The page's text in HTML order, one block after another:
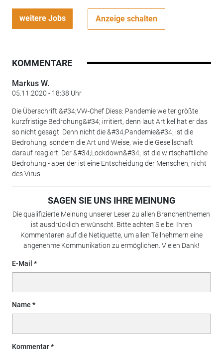
weitere Jobs Anzeige schalten
KOMMENTARE
Markus W.
05.11.2020 - 18:38 Uhr
Die Überschrift &#34;VW-Chef Diess: Pandemie weiter größte
kurzfristige Bedrohung&#34; irritiert, denn laut Artikel hat er das
so nicht gesagt. Denn nicht die &#34;Pandemie&#34; ist die
Bedrohung, sondern die Art und Weise, wie die Gesellschaft
darauf reagiert. Der &#34;Lockdown&#34; ist die wirtschaftliche
Bedrohung - aber der ist eine Entscheidung der Menschen, nicht
des Virus.
SAGEN SIE UNS IHRE MEINUNG
Die qualifizierte Meinung unserer Leser zu allen Branchenthemen
ist ausdrücklich erwünscht. Bitte achten Sie bei Ihren
Kommentaren auf die Netiquette, um allen Teilnehmern eine
angenehme Kommunikation zu ermöglichen. Vielen Dank!
E-Mail
Name
Kommentar